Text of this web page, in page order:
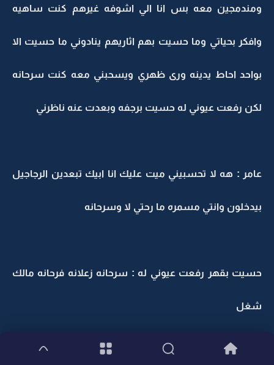
ومندمجين معه بس انا الي اشوفه غيرهم كنت ساهيه
وافكر بحياتي وما حسيت بهم اثاريهم ينادوني ما حسيت الا
بواحد احاط يدينه ورى ظهري ويسحبني معه كنت سرحانه
لكن رفعت عيوني له حسيت برجفه وبعدت عنه ناظرني
عامر : هه لا تحسبيني ميت عليك انا ابيك تبعدين الرجاجيل
بيدخلون وانتي مسمره ما رحتي لا وسرحانه
حسيت بقهر رفعت عيوني له : سرحانه زعلانه فرحانه مالك
شغل